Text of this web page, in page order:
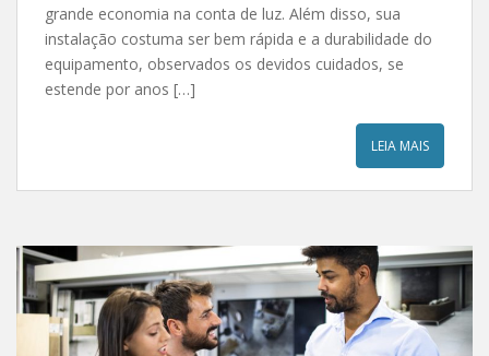
grande economia na conta de luz. Além disso, sua
instalação costuma ser bem rápida e a durabilidade do
equipamento, observados os devidos cuidados, se
estende por anos […]
LEIA MAIS